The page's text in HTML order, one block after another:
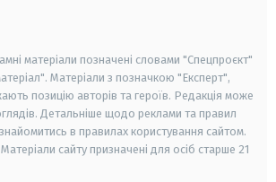
матеріали позначені словами "Спецпроєкт"
Матеріали з позначкою "Експерт",
позицію авторів та героїв. Редакція може
Детальніше щодо реклами та правил
в правилах користування сайтом.
Матеріали сайту призначені для осіб старше 21